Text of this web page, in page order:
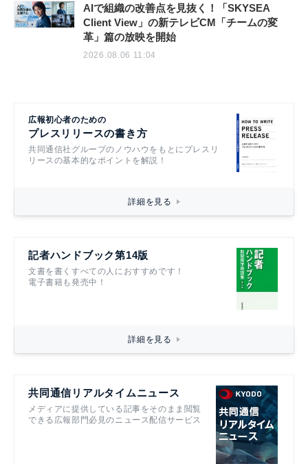
AIで組織の改善点を見抜く！「SKYSEA
Client View」の新テレビCM「チームの変
革」篇の放映を開始
2026.08.06 11:04
広報初心者のための
プレスリリースの書き方
共同通信社グループのノウハウをもとにプレスリ
リースの基本的なポイントを解説！
詳細を見る
記者ハンドブック第14版
文書を書くすべての人におすすめです！
電子書籍も発売中！
詳細を見る
共同通信リアルタイムニュース
メディアに提供している記事をそのまま閲覧
できる広報部門必見のニュース配信サービス